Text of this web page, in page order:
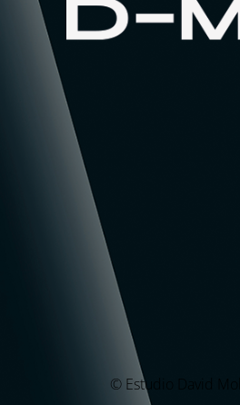
© Estudio David